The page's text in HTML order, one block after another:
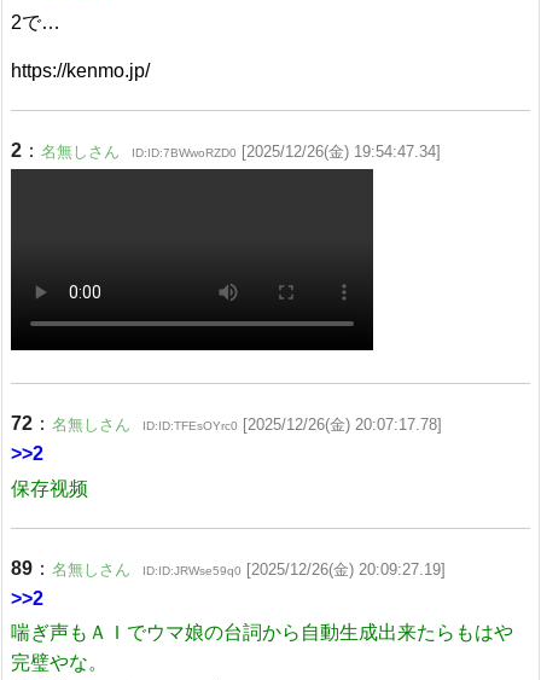
2で…
https://kenmo.jp/
2 ： 名無しさん ID:ID:7BWwoRZD0 [2025/12/26(金) 19:54:47.34]
72 ： 名無しさん ID:ID:TFEsOYrc0 [2025/12/26(金) 20:07:17.78]
>>2
保存视频
89 ： 名無しさん ID:ID:JRWse59q0 [2025/12/26(金) 20:09:27.19]
>>2
喘ぎ声もＡＩでウマ娘の台詞から自動生成出来たらもはや
完璧やな。